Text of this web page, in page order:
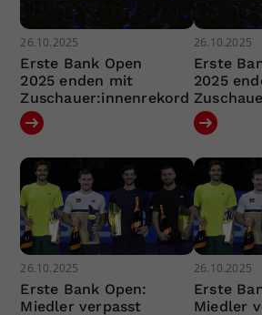
26.10.2025
Erste Bank Open
2025 enden mit
Zuschauer:innenrekord
26.10.2025
Erste
2025
26.10.2025
Erste Bank Open:
Miedler verpasst
26.10.2025
Erste
Miedler